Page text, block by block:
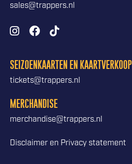
sales@trappers.nl
SEIZOENKAARTEN EN KAARTVERKOOP
tickets@trappers.nl
MERCHANDISE
merchandise@trappers.nl
Disclaimer en Privacy statement